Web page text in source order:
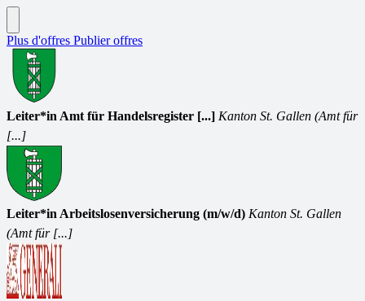
Plus d'offres Publier offres
Leiter*in Amt für Handelsregister [...] Kanton St. Gallen (Amt für
[...]
Leiter*in Arbeitslosenversicherung (m/w/d) Kanton St. Gallen
(Amt für [...]